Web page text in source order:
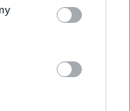
się być
da się
ułatwiają i
w